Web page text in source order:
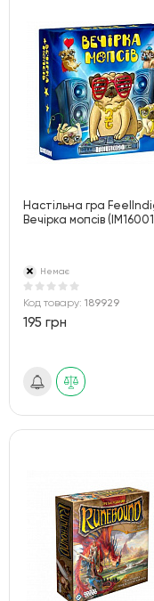
Настільна гра
Вечірка мопсів
Немає
Код товару: 189929
195 грн